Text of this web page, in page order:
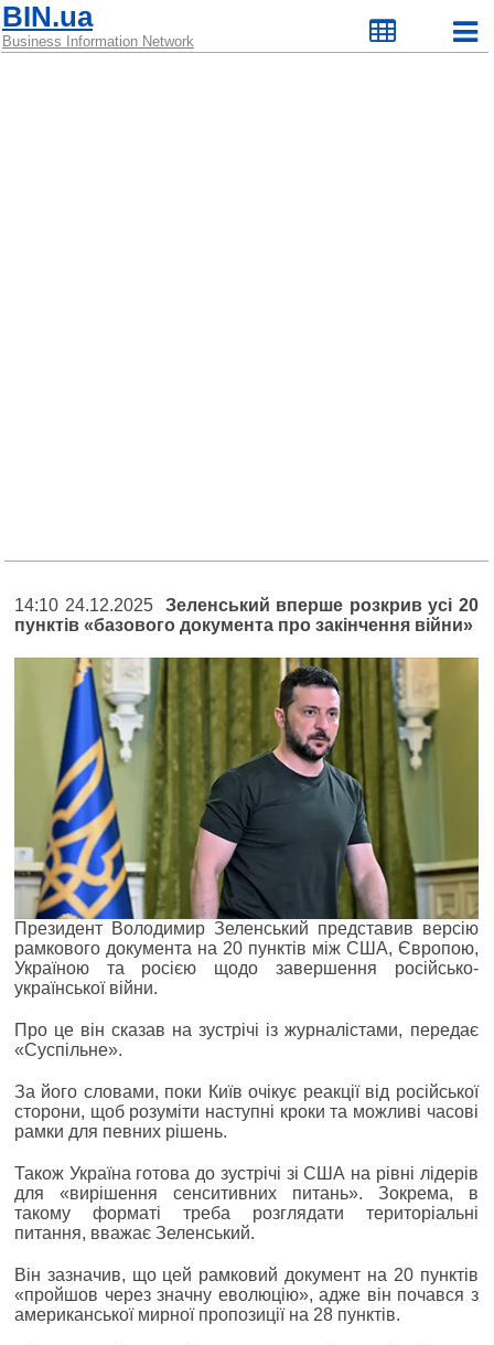
BIN.ua
Business Information Network
14:10 24.12.2025 Зеленський вперше розкрив усі 20
пунктів «базового документа про закінчення війни»
Президент Володимир Зеленський представив версію
рамкового документа на 20 пунктів між США, Європою,
Україною та росією щодо завершення російсько-
української війни.
Про це він сказав на зустрічі із журналістами, передає
«Суспільне».
За його словами, поки Київ очікує реакції від російської
сторони, щоб розуміти наступні кроки та можливі часові
рамки для певних рішень.
Також Україна готова до зустрічі зі США на рівні лідерів
для «вирішення сенситивних питань». Зокрема, в
такому форматі треба розглядати територіальні
питання, вважає Зеленський.
Він зазначив, що цей рамковий документ на 20 пунктів
«пройшов через значну еволюцію», адже він почався з
американської мирної пропозиції на 28 пунктів.